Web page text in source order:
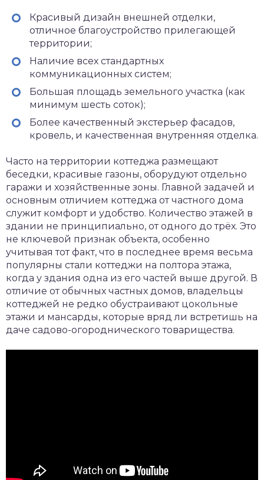
Красивый дизайн внешней отделки,
отличное благоустройство прилегающей
территории;
Наличие всех стандартных
коммуникационных систем;
Большая площадь земельного участка (как
минимум шесть соток);
Более качественный экстерьер фасадов,
кровель, и качественная внутренняя отделка.
Часто на территории коттеджа размещают
беседки, красивые газоны, оборудуют отдельно
гаражи и хозяйственные зоны. Главной задачей и
основным отличием коттеджа от частного дома
служит комфорт и удобство. Количество этажей в
здании не принципиально, от одного до трёх. Это
не ключевой признак объекта, особенно
учитывая тот факт, что в последнее время весьма
популярны стали коттеджи на полтора этажа,
когда у здания одна из его частей выше другой. В
отличие от обычных частных домов, владельцы
коттеджей не редко обустраивают цокольные
этажи и мансарды, которые вряд ли встретишь на
даче садово-огороднического товарищества.